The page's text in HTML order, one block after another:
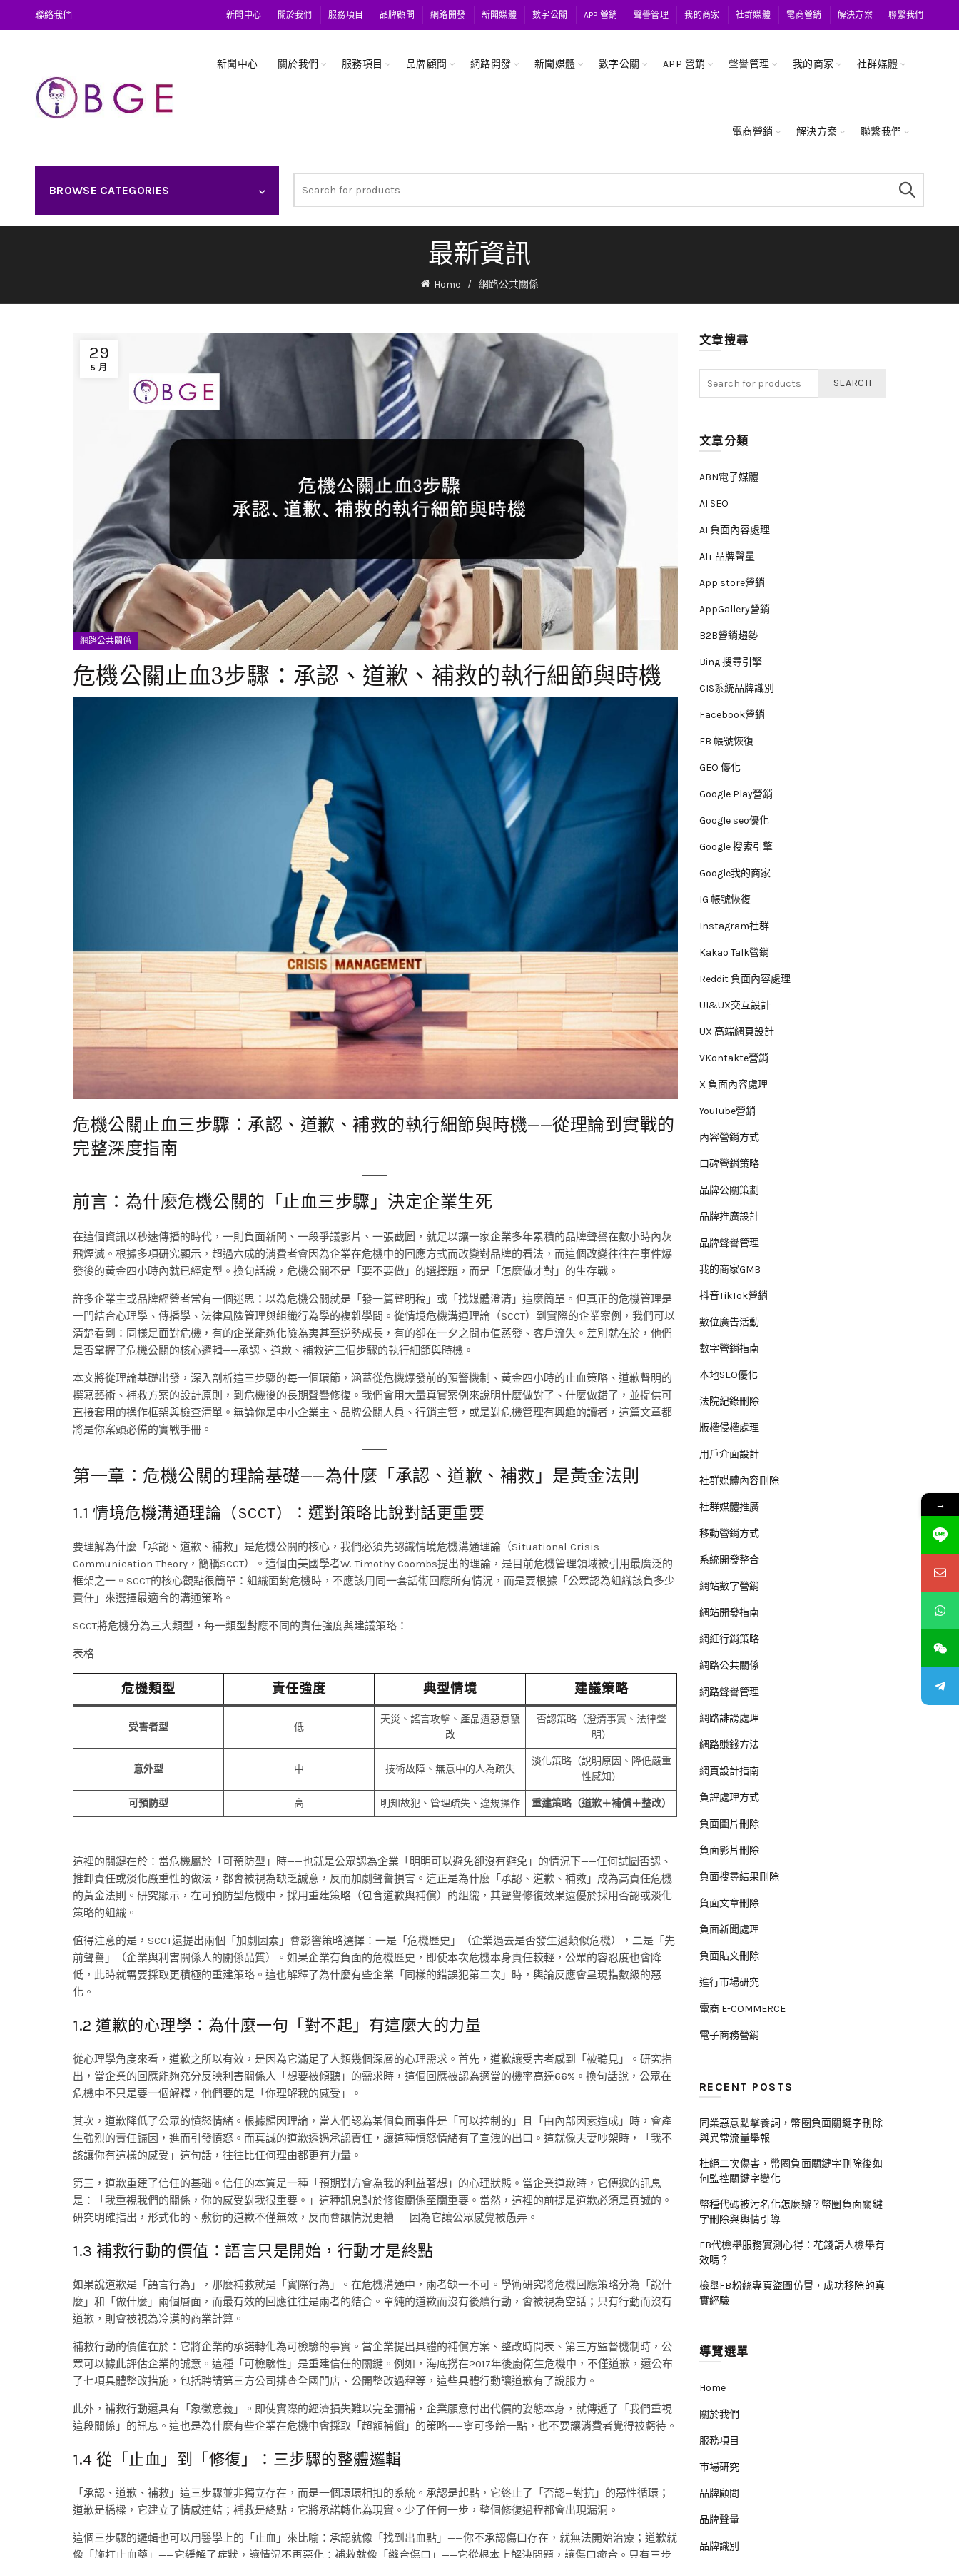
聯絡我們 新聞中心 關於我們 服務項目 品牌顧問 網路開發 新聞媒體 數字公關 APP 營銷 聲譽管理 我的商家 社群媒體 電商營銷 解決方案 聯繫我們
新聞中心 關於我們 服務項目 品牌顧問 網路開發 新聞媒體 數字公關 APP 營銷 聲譽管理 我的商家 社群媒體
電商營銷 解決方案 聯繫我們
BROWSE CATEGORIES
for:
最新資訊
Home 網路公共關係
29
5 月
網路公共關係
危機公關止血3步驟：承認、道歉、補救的執行細節與時機
危機公關止血三步驟：承認、道歉、補救的執行細節與時機——從理論到實戰的
完整深度指南
前言：為什麼危機公關的「止血三步驟」決定企業生死
在這個資訊以秒速傳播的時代，一則負面新聞、一段爭議影片、一張截圖，就足以讓一家企業多年累積的品牌聲譽在數小時內灰
飛煙滅。根據多項研究顯示，超過六成的消費者會因為企業在危機中的回應方式而改變對品牌的看法，而這個改變往往在事件爆
發後的黃金四小時內就已經定型。換句話說，危機公關不是「要不要做」的選擇題，而是「怎麼做才對」的生存戰。
許多企業主或品牌經營者常有一個迷思：以為危機公關就是「發一篇聲明稿」或「找媒體澄清」這麼簡單。但真正的危機管理是
一門結合心理學、傳播學、法律風險管理與組織行為學的複雜學問。從情境危機溝通理論（SCCT）到實際的企業案例，我們可以
清楚看到：同樣是面對危機，有的企業能夠化險為夷甚至逆勢成長，有的卻在一夕之間市值蒸發、客戶流失。差別就在於，他們
是否掌握了危機公關的核心邏輯——承認、道歉、補救這三個步驟的執行細節與時機。
本文將從理論基礎出發，深入剖析這三步驟的每一個環節，涵蓋從危機爆發前的預警機制、黃金四小時的止血策略、道歉聲明的
撰寫藝術、補救方案的設計原則，到危機後的長期聲譽修復。我們會用大量真實案例來說明什麼做對了、什麼做錯了，並提供可
直接套用的操作框架與檢查清單。無論你是中小企業主、品牌公關人員、行銷主管，或是對危機管理有興趣的讀者，這篇文章都
將是你案頭必備的實戰手冊。
第一章：危機公關的理論基礎——為什麼「承認、道歉、補救」是黃金法則
1.1 情境危機溝通理論（SCCT）：選對策略比說對話更重要
要理解為什麼「承認、道歉、補救」是危機公關的核心，我們必須先認識情境危機溝通理論（Situational Crisis
Communication Theory，簡稱SCCT）。這個由美國學者W. Timothy Coombs提出的理論，是目前危機管理領域被引用最廣泛的
框架之一。SCCT的核心觀點很簡單：組織面對危機時，不應該用同一套話術回應所有情況，而是要根據「公眾認為組織該負多少
責任」來選擇最適合的溝通策略。
SCCT將危機分為三大類型，每一類型對應不同的責任強度與建議策略：
表格
危機類型 責任強度 典型情境 建議策略
受害者型 低
天災、謠言攻擊、產品遭惡意竄
改
否認策略（澄清事實、法律聲
明）
意外型 中 技術故障、無意中的人為疏失
淡化策略（說明原因、降低嚴重
性感知）
可預防型 高 明知故犯、管理疏失、違規操作 重建策略（道歉＋補償＋整改）
這裡的關鍵在於：當危機屬於「可預防型」時——也就是公眾認為企業「明明可以避免卻沒有避免」的情況下——任何試圖否認、
推卸責任或淡化嚴重性的做法，都會被視為缺乏誠意，反而加劇聲譽損害。這正是為什麼「承認、道歉、補救」成為高責任危機
的黃金法則。研究顯示，在可預防型危機中，採用重建策略（包含道歉與補償）的組織，其聲譽修復效果遠優於採用否認或淡化
策略的組織。
值得注意的是，SCCT還提出兩個「加劇因素」會影響策略選擇：一是「危機歷史」（企業過去是否發生過類似危機），二是「先
前聲譽」（企業與利害關係人的關係品質）。如果企業有負面的危機歷史，即使本次危機本身責任較輕，公眾的容忍度也會降
低，此時就需要採取更積極的重建策略。這也解釋了為什麼有些企業「同樣的錯誤犯第二次」時，輿論反應會呈現指數級的惡
化。
1.2 道歉的心理學：為什麼一句「對不起」有這麼大的力量
從心理學角度來看，道歉之所以有效，是因為它滿足了人類幾個深層的心理需求。首先，道歉讓受害者感到「被聽見」。研究指
出，當企業的回應能夠充分反映利害關係人「想要被傾聽」的需求時，這個回應被認為適當的機率高達66%。換句話說，公眾在
危機中不只是要一個解釋，他們要的是「你理解我的感受」。
其次，道歉降低了公眾的憤怒情緒。根據歸因理論，當人們認為某個負面事件是「可以控制的」且「由內部因素造成」時，會產
生強烈的責任歸因，進而引發憤怒。而真誠的道歉透過承認責任，讓這種憤怒情緒有了宣洩的出口。這就像夫妻吵架時，「我不
該讓你有這樣的感受」這句話，往往比任何理由都更有力量。
第三，道歉重建了信任的基础。信任的本質是一種「預期對方會為我的利益著想」的心理狀態。當企業道歉時，它傳遞的訊息
是：「我重視我們的關係，你的感受對我很重要。」這種訊息對於修復關係至關重要。當然，這裡的前提是道歉必須是真誠的。
研究明確指出，形式化的、敷衍的道歉不僅無效，反而會讓情況更糟——因為它讓公眾感覺被愚弄。
1.3 補救行動的價值：語言只是開始，行動才是終點
如果說道歉是「語言行為」，那麼補救就是「實際行為」。在危機溝通中，兩者缺一不可。學術研究將危機回應策略分為「說什
麼」和「做什麼」兩個層面，而最有效的回應往往是兩者的結合。單純的道歉而沒有後續行動，會被視為空話；只有行動而沒有
道歉，則會被視為冷漠的商業計算。
補救行動的價值在於：它將企業的承諾轉化為可檢驗的事實。當企業提出具體的補償方案、整改時間表、第三方監督機制時，公
眾可以據此評估企業的誠意。這種「可檢驗性」是重建信任的關鍵。例如，海底撈在2017年後廚衛生危機中，不僅道歉，還公布
了七項具體整改措施，包括聘請第三方公司排查全國門店、公開整改過程等，這些具體行動讓道歉有了說服力。
此外，補救行動還具有「象徵意義」。即使實際的經濟損失難以完全彌補，企業願意付出代價的姿態本身，就傳遞了「我們重視
這段關係」的訊息。這也是為什麼有些企業在危機中會採取「超額補償」的策略——寧可多給一點，也不要讓消費者覺得被虧待。
1.4 從「止血」到「修復」：三步驟的整體邏輯
「承認、道歉、補救」這三步驟並非獨立存在，而是一個環環相扣的系統。承認是起點，它終止了「否認—對抗」的惡性循環；
道歉是橋樑，它建立了情感連結；補救是終點，它將承諾轉化為現實。少了任何一步，整個修復過程都會出現漏洞。
這個三步驟的邏輯也可以用醫學上的「止血」來比喻：承認就像「找到出血點」——你不承認傷口存在，就無法開始治療；道歉就
像「施打止血藥」——它緩解了症狀，讓情況不再惡化；補救就像「縫合傷口」——它從根本上解決問題，讓傷口癒合。只有三步
文章搜尋
SEARCH
文章分類
ABN電子媒體
AI SEO
AI 負面內容處理
AI+ 品牌聲量
App store營銷
AppGallery營銷
B2B營銷趨勢
Bing 搜尋引擎
CIS系統品牌識別
Facebook營銷
FB 帳號恢復
GEO 優化
Google Play營銷
Google seo優化
Google 搜索引擎
Google我的商家
IG 帳號恢復
Instagram社群
Kakao Talk營銷
Reddit 負面內容處理
UI&UX交互設計
UX 高端網頁設計
VKontakte營銷
X 負面內容處理
YouTube營銷
內容營銷方式
口碑營銷策略
品牌公關策劃
品牌推廣設計
品牌聲譽管理
我的商家GMB
抖音TikTok營銷
數位廣告活動
數字營銷指南
本地SEO優化
法院紀錄刪除
版權侵權處理
用戶介面設計
社群媒體內容刪除
社群媒體推廣
移動營銷方式
系統開發整合
網站數字營銷
網站開發指南
網紅行銷策略
網路公共關係
網路聲譽管理
網路誹謗處理
網路賺錢方法
網頁設計指南
負評處理方式
負面圖片刪除
負面影片刪除
負面搜尋結果刪除
負面文章刪除
負面新聞處理
負面貼文刪除
進行市場研究
電商 E-COMMERCE
電子商務營銷
RECENT POSTS
同業惡意點擊養詞，幣圈負面關鍵字刪除
與異常流量舉報
杜絕二次傷害，幣圈負面關鍵字刪除後如
何監控關鍵字變化
幣種代碼被污名化怎麼辦？幣圈負面關鍵
字刪除與輿情引導
FB代檢舉服務實測心得：花錢請人檢舉有
效嗎？
檢舉FB粉絲專頁盜圖仿冒，成功移除的真
實經驗
導覽選單
Home
關於我們
服務項目
市場研究
品牌顧問
品牌聲量
品牌識別
→